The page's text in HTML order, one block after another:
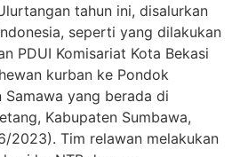
tahun ini, disalurkan
seperti yang dilakukan
PDUI Komisariat Kota Bekasi
kurban ke Pondok
Samawa yang berada di
Kabupaten Sumbawa,
2023). Tim relawan melakukan